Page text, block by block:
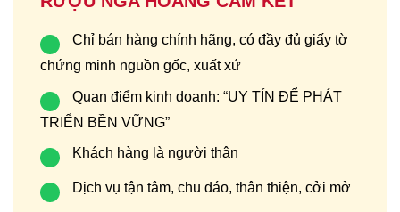
Chỉ bán hàng chính hãng, có đầy đủ giấy tờ
chứng minh nguồn gốc, xuất xứ
Quan điểm kinh doanh: “UY TÍN ĐỂ PHÁT
TRIỂN BỀN VỮNG”
Khách hàng là người thân
Dịch vụ tận tâm, chu đáo, thân thiện, cởi mở